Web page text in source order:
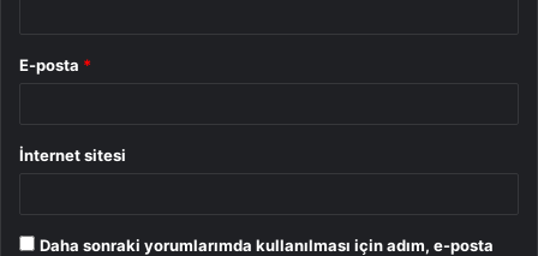
E-posta *
İnternet sitesi
Daha sonraki yorumlarımda kullanılması için adım, e-posta